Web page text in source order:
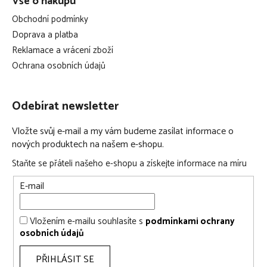
Obchodní podmínky
Doprava a platba
Reklamace a vrácení zboží
Ochrana osobních údajů
Odebírat newsletter
Vložte svůj e-mail a my vám budeme zasílat informace o
nových produktech na našem e-shopu.
Staňte se přáteli našeho e-shopu a získejte informace na míru
E-mail
Vložením e-mailu souhlasíte s podmínkami ochrany
osobních údajů
PŘIHLÁSIT SE